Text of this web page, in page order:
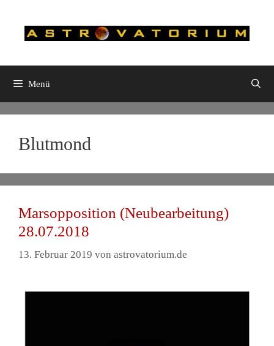
springen
Menü
Blutmond
Marsopposition (Neubearbeitung)
28.07.2018
13. Februar 2019 von astrovatorium.de